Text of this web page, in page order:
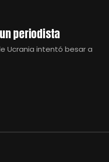
periodista
Ucrania intentó besar a